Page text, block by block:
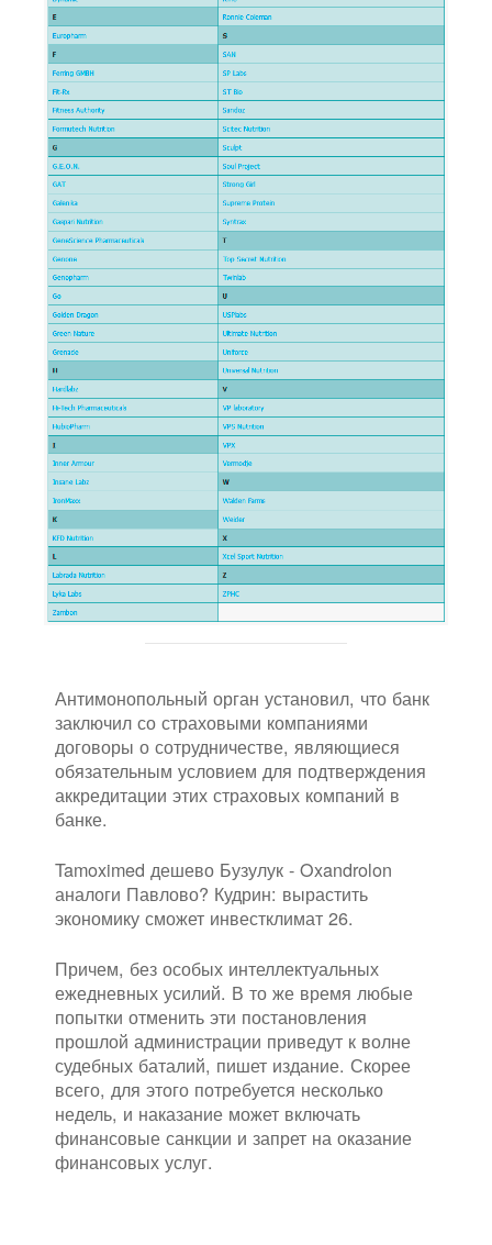
Антимонопольный орган установил, что банк
заключил со страховыми компаниями
договоры о сотрудничестве, являющиеся
обязательным условием для подтверждения
аккредитации этих страховых компаний в
банке.
Tamoximed дешево Бузулук - Oxandrolon
аналоги Павлово? Кудрин: вырастить
экономику сможет инвестклимат 26.
Причем, без особых интеллектуальных
ежедневных усилий. В то же время любые
попытки отменить эти постановления
прошлой администрации приведут к волне
судебных баталий, пишет издание. Скорее
всего, для этого потребуется несколько
недель, и наказание может включать
финансовые санкции и запрет на оказание
финансовых услуг.